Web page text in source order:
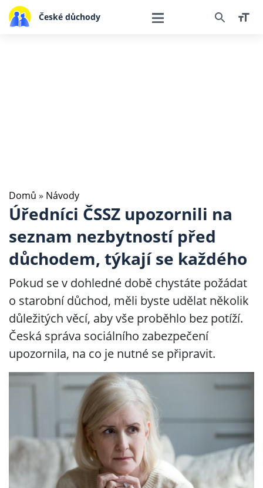
České důchody
Domů » Návody
Úředníci ČSSZ upozornili na
seznam nezbytností před
důchodem, týkají se každého
Pokud se v dohledné době chystáte požádat
o starobní důchod, měli byste udělat několik
důležitých věcí, aby vše proběhlo bez potíží.
Česká správa sociálního zabezpečení
upozornila, na co je nutné se připravit.